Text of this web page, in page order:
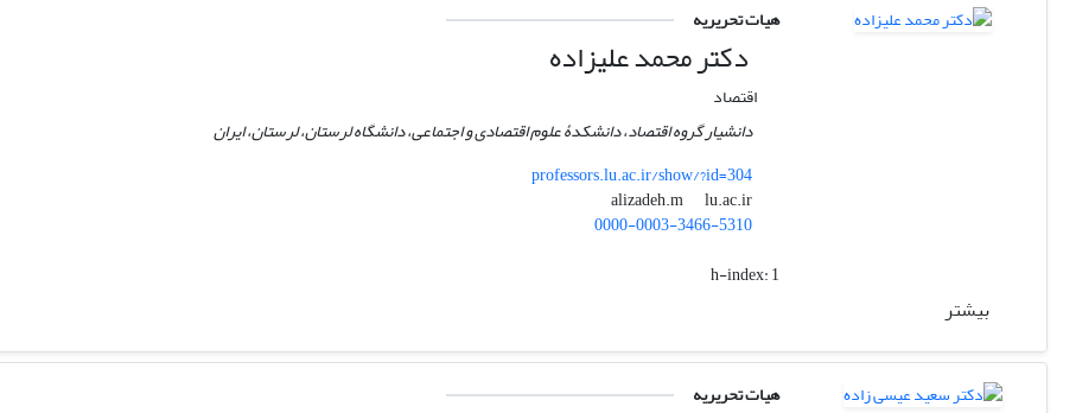
هیات تحریریه
دکتر محمد علیزاده
اقتصاد
دانشیار گروه اقتصاد، دانشکدۀ علوم اقتصادی و اجتماعی، دانشگاه لرستان، لرستان، ایران
professors.lu.ac.ir/show/?id=304
alizadeh.m
lu.ac.ir
0000-0003-3466-5310
h-index:1
بیشتر
هیات تحریریه